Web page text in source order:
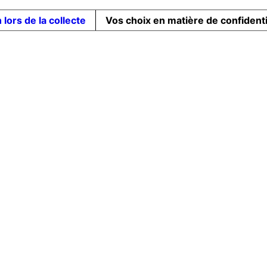
lors de la collecte Vos choix en matière de